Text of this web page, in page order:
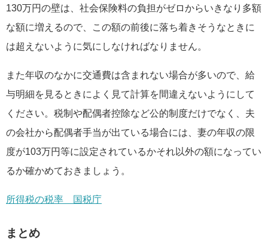
130万円の壁は、社会保険料の負担がゼロからいきなり多額
な額に増えるので、この額の前後に落ち着きそうなときに
は超えないように気にしなければなりません。
また年収のなかに交通費は含まれない場合が多いので、給
与明細を見るときによく見て計算を間違えないようにして
ください。税制や配偶者控除など公的制度だけでなく、夫
の会社から配偶者手当が出ている場合には、妻の年収の限
度が103万円等に設定されているかそれ以外の額になってい
るか確かめておきましょう。
所得税の税率 国税庁
まとめ